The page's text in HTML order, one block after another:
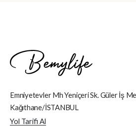
Emniyetevler Mh Yeniçeri Sk. Güler İş
Kağıthane/İSTANBUL
Yol Tarifi Al